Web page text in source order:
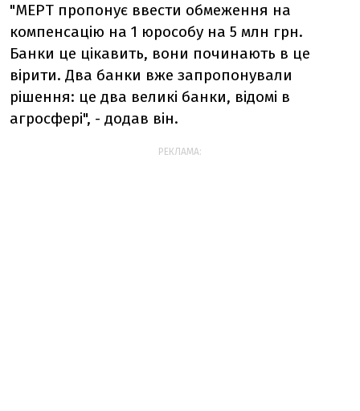
"МЕРТ пропонує ввести обмеження на
компенсацію на 1 юрособу на 5 млн грн.
Банки це цікавить, вони починають в це
вірити. Два банки вже запропонували
рішення: це два великі банки, відомі в
агросфері", - додав він.
РЕКЛАМА: